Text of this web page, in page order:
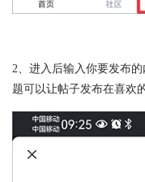
2、进入后输入你要发布
题可以让帖子发布在喜欢